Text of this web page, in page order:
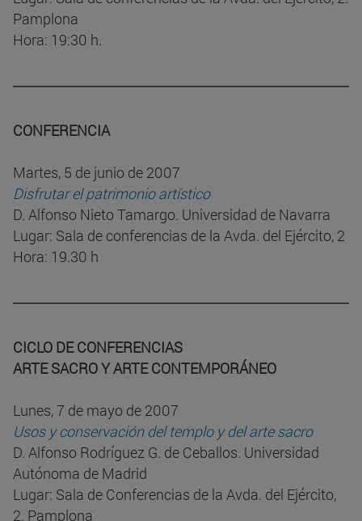
Pamplona
Hora: 19:30 h.
CONFERENCIA
Martes, 5 de junio de 2007
Disfrutar el patrimonio artístico
D. Alfonso Nieto Tamargo. Universidad de Navarra
Lugar: Sala de conferencias de la Avda. del Ejército, 2
Hora: 19.30 h
CICLO DE CONFERENCIAS
ARTE SACRO Y ARTE CONTEMPORÁNEO
Lunes, 7 de mayo de 2007
Usos y conservación del templo y del arte sacro
D. Alfonso Rodríguez G. de Ceballos. Universidad
Autónoma de Madrid
Lugar: Sala de Conferencias de la Avda. del Ejército,
2. Pamplona